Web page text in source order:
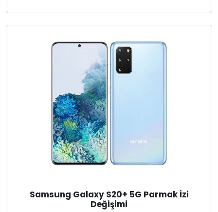
Samsung Galaxy S20+ 5G Parmak İzi
Değişimi